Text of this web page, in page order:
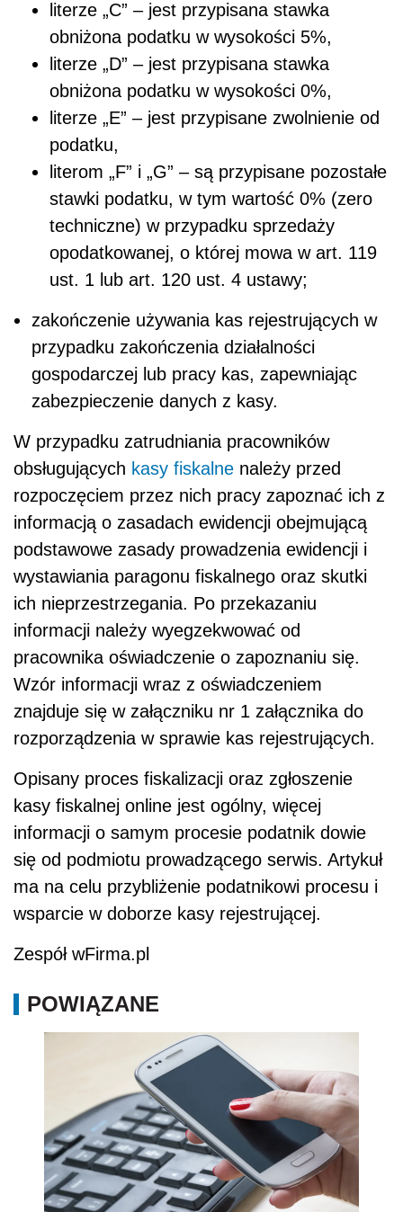
literze „C” – jest przypisana stawka
obniżona podatku w wysokości 5%,
literze „D” – jest przypisana stawka
obniżona podatku w wysokości 0%,
literze „E” – jest przypisane zwolnienie od
podatku,
literom „F” i „G” – są przypisane pozostałe
stawki podatku, w tym wartość 0% (zero
techniczne) w przypadku sprzedaży
opodatkowanej, o której mowa w art. 119
ust. 1 lub art. 120 ust. 4 ustawy;
zakończenie używania kas rejestrujących w
przypadku zakończenia działalności
gospodarczej lub pracy kas, zapewniając
zabezpieczenie danych z kasy.
W przypadku zatrudniania pracowników
obsługujących kasy fiskalne należy przed
rozpoczęciem przez nich pracy zapoznać ich z
informacją o zasadach ewidencji obejmującą
podstawowe zasady prowadzenia ewidencji i
wystawiania paragonu fiskalnego oraz skutki
ich nieprzestrzegania. Po przekazaniu
informacji należy wyegzekwować od
pracownika oświadczenie o zapoznaniu się.
Wzór informacji wraz z oświadczeniem
znajduje się w załączniku nr 1 załącznika do
rozporządzenia w sprawie kas rejestrujących.
Opisany proces fiskalizacji oraz zgłoszenie
kasy fiskalnej online jest ogólny, więcej
informacji o samym procesie podatnik dowie
się od podmiotu prowadzącego serwis. Artykuł
ma na celu przybliżenie podatnikowi procesu i
wsparcie w doborze kasy rejestrującej.
Zespół wFirma.pl
POWIĄZANE